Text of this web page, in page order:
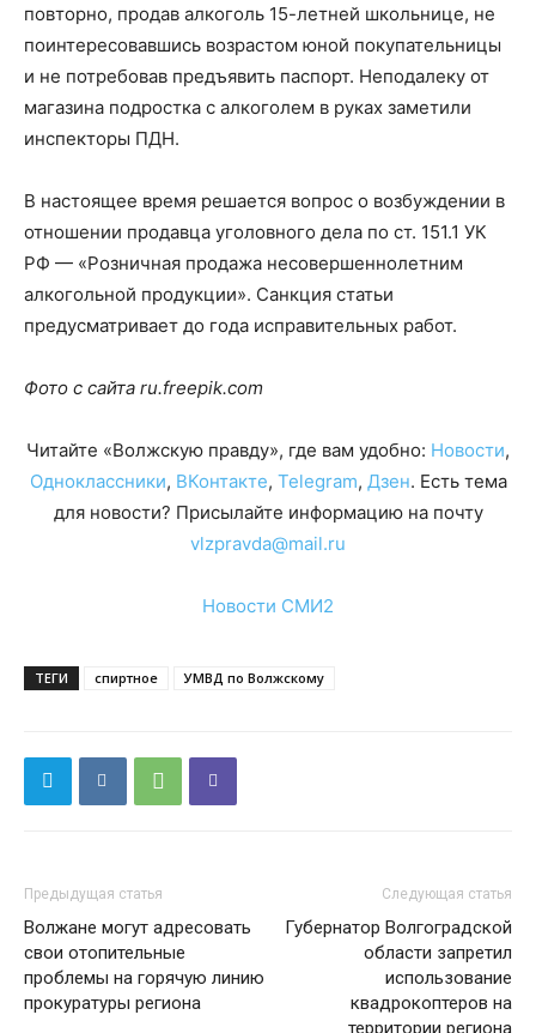
повторно, продав алкоголь 15-летней школьнице, не
поинтересовавшись возрастом юной покупательницы
и не потребовав предъявить паспорт. Неподалеку от
магазина подростка с алкоголем в руках заметили
инспекторы ПДН.
В настоящее время решается вопрос о возбуждении в
отношении продавца уголовного дела по ст. 151.1 УК
РФ — «Розничная продажа несовершеннолетним
алкогольной продукции». Санкция статьи
предусматривает до года исправительных работ.
Фото с сайта ru.freepik.com
Читайте «Волжскую правду», где вам удобно: Новости,
Одноклассники, ВКонтакте, Telegram, Дзен. Есть тема
для новости? Присылайте информацию на почту
vlzpravda@mail.ru
Новости СМИ2
ТЕГИ спиртное УМВД по Волжскому
Предыдущая статья
Волжане могут адресовать
свои отопительные
проблемы на горячую линию
прокуратуры региона
Следующая статья
Губернатор Волгоградской
области запретил
использование
квадрокоптеров на
территории региона